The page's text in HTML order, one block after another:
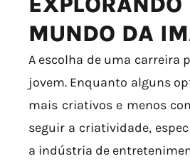
MUNDO DA
A escolha de uma carreira
jovem. Enquanto alguns
mais criativos e menos
seguir a criatividade,
a indústria de